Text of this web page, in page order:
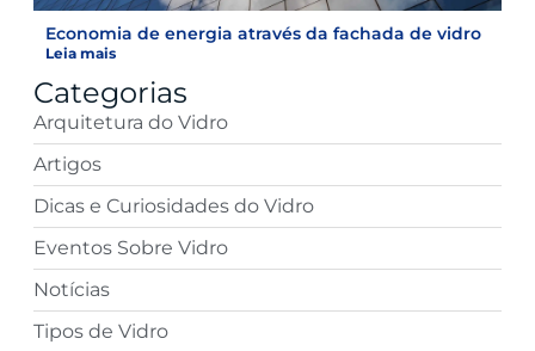
Economia de energia através da fachada de vidro
Leia mais
Categorias
Arquitetura do Vidro
Artigos
Dicas e Curiosidades do Vidro
Eventos Sobre Vidro
Notícias
Tipos de Vidro